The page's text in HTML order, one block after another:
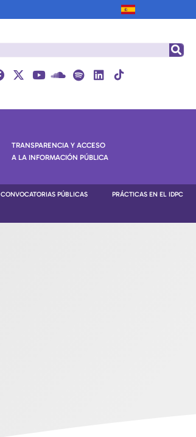
TRANSPARENCIA Y ACCESO
A LA INFORMACIÓN PÚBLICA
CONVOCATORIAS PÚBLICAS
PRÁCTICAS EN EL IDPC